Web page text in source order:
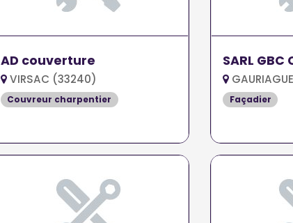
AD couverture
VIRSAC (33240)
Couvreur charpentier
SARL GBC
Façadier